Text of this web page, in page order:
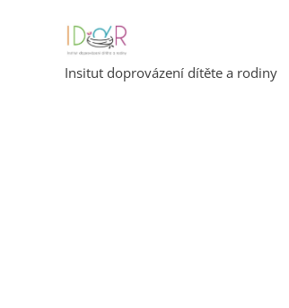
Insitut doprovázení dítěte a rodiny